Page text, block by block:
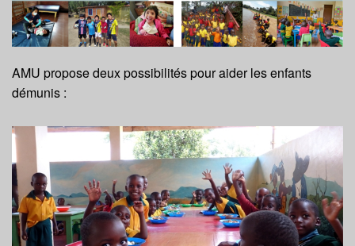
AMU propose deux possibilités pour aider les enfants
démunis :